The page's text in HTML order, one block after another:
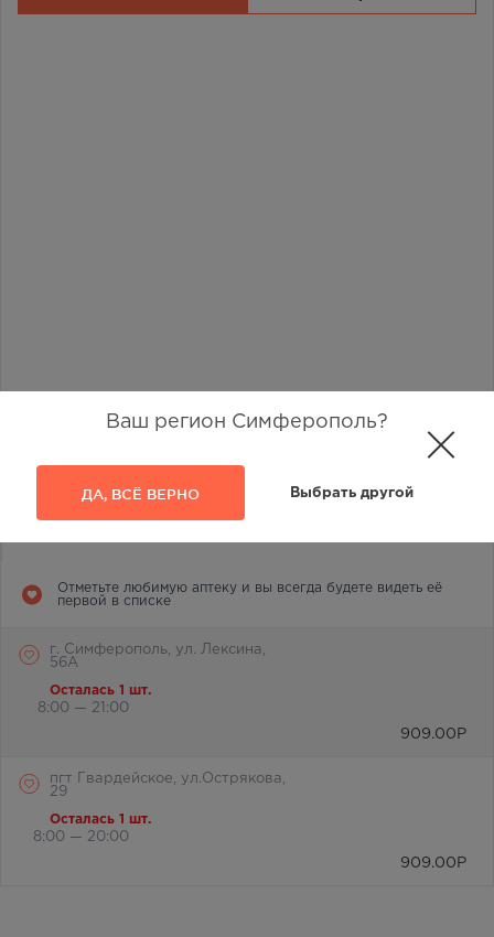
Ваш регион Симферополь?
ДА, ВСЁ ВЕРНО Выбрать другой
Наличие в аптеках
Отметьте любимую аптеку и вы всегда будете видеть её
первой в списке
г. Симферополь, ул. Лексина,
56А
Осталась 1 шт.
8:00 — 21:00
909.00 Р
пгт Гвардейское, ул.Острякова,
29
Осталась 1 шт.
8:00 — 20:00
909.00 Р